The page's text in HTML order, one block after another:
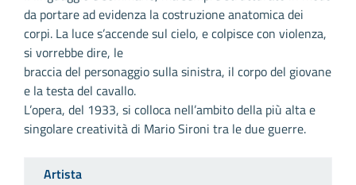
da portare ad evidenza la costruzione anatomica dei
corpi. La luce s’accende sul cielo, e colpisce con violenza,
si vorrebbe dire, le
braccia del personaggio sulla sinistra, il corpo del giovane
e la testa del cavallo.
L’opera, del 1933, si colloca nell’ambito della più alta e
singolare creatività di Mario Sironi tra le due guerre.
Artista